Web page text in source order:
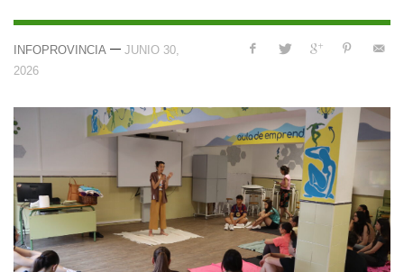
INFOPROVINCIA — JUNIO 30,
2026